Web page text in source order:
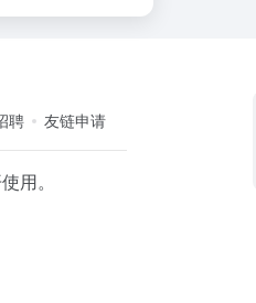
聘 友链申请
用。